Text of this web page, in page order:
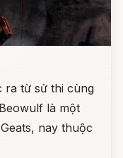
ra từ sử thi cùng
là một
nay thuộc